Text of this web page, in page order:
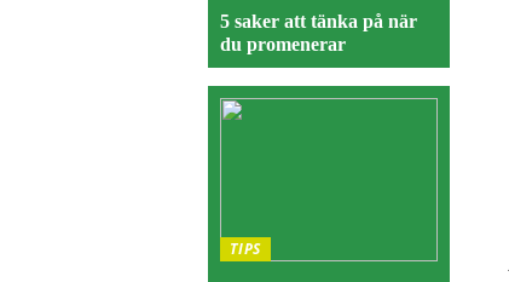
5 saker att tänka på när
du promenerar
TIPS